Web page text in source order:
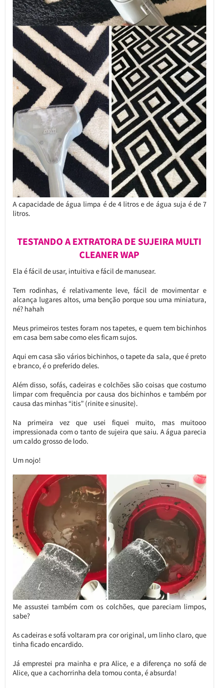
A capacidade de água limpa é de 4 litros e de água suja é de 7
litros.
TESTANDO A EXTRATORA DE SUJEIRA MULTI
CLEANER WAP
Ela é fácil de usar, intuitiva e fácil de manusear.
Tem rodinhas, é relativamente leve, fácil de movimentar e
alcança lugares altos, uma benção porque sou uma miniatura,
né? hahah
Meus primeiros testes foram nos tapetes, e quem tem bichinhos
em casa bem sabe como eles ficam sujos.
Aqui em casa são vários bichinhos, o tapete da sala, que é preto
e branco, é o preferido deles.
Além disso, sofás, cadeiras e colchões são coisas que costumo
limpar com frequência por causa dos bichinhos e também por
causa das minhas “itis” (rinite e sinusite).
Na primeira vez que usei fiquei muito, mas muitooo
impressionada com o tanto de sujeira que saiu. A água parecia
um caldo grosso de lodo.
Um nojo!
Me assustei também com os colchões, que pareciam limpos,
sabe?
As cadeiras e sofá voltaram pra cor original, um linho claro, que
tinha ficado encardido.
Já emprestei pra mainha e pra Alice, e a diferença no sofá de
Alice, que a cachorrinha dela tomou conta, é absurda!